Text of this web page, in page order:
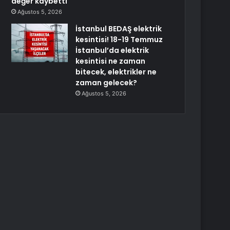
Ağustos 5, 2026
İstanbul BEDAŞ elektrik
kesintisi! 18-19 Temmuz
İstanbul’da elektrik
kesintisi ne zaman
bitecek, elektrikler ne
zaman gelecek?
Ağustos 5, 2026